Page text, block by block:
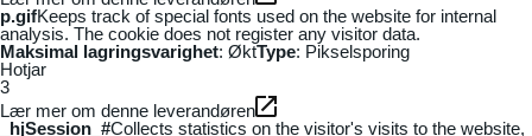
p.gifKeeps track of special fonts used on the website for internal
analysis. The cookie does not register any visitor data.
Maksimal lagringsvarighet: ØktType: Pikselsporing
Hotjar
3
Lær mer om denne leverandøren
_hjSession_#Collects statistics on the visitor's visits to the website,